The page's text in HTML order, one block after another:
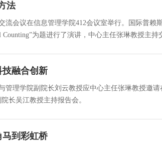
法
流会议在信息管理学院412会议室举行。国际普赖
Counting”为题进行了演讲，中心主任张琳教授主持
融合创新
管理学院副院长刘云教授应中心主任张琳教授邀
长吴江教授主持报告会。
到彩虹桥